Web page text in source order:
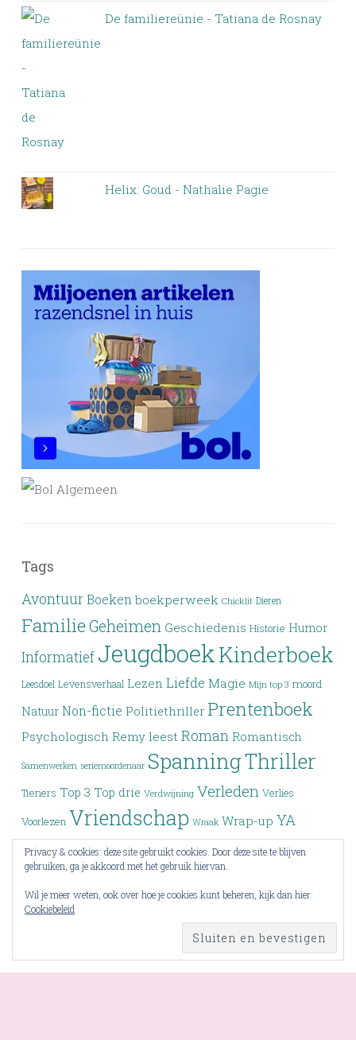
De familiereünie - Tatiana de Rosnay
Helix: Goud - Nathalie Pagie
Tags
Avontuur Boeken boekperweek Chicklit Dieren
Familie Geheimen Geschiedenis Historie Humor
Informatief JeugdboekKinderboek
Leesdoel Levensverhaal Lezen Liefde Magie Mijn top 3 moord
Natuur Non-fictie Politiethriller Prentenboek
Psychologisch Remy leest Roman Romantisch
Samenwerken seriemoordenaar SpanningThriller
Tieners Top 3 Top drie Verdwijning Verleden Verlies
Voorlezen Vriendschap Wraak Wrap-up YA
Young Adult Zoektocht
RSS - berichten
Privacy & cookies: deze site gebruikt cookies. Door deze site te blijven
gebruiken, ga je akkoord met het gebruik hiervan.
Wil je meer weten, ook over hoe je cookies kunt beheren, kijk dan hier:
Cookiebeleid